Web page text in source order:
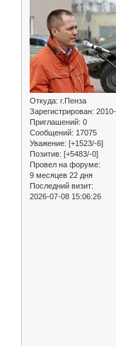
Откуда: г.Пенза
Зарегистрирован:
Приглашений: 0
Сообщений: 17075
Уважение: [+1523/-6]
Позитив: [+5483/-0]
Провел на форуме:
9 месяцев 22 дня
Последний визит:
2026-07-08 15:06:26